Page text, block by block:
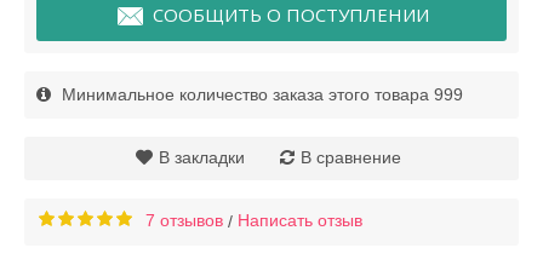
СООБЩИТЬ О ПОСТУПЛЕНИИ
Минимальное количество заказа этого товара 999
В закладки В сравнение
7 отзывов / Написать отзыв